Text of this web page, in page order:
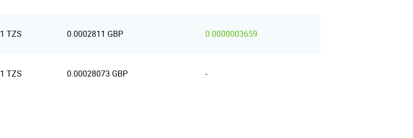
1 TZS 0.0002811 GBP 0.0000003659
1 TZS 0.00028073 GBP -